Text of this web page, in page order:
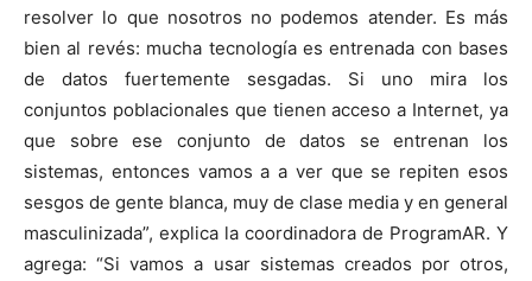
resolver lo que nosotros no podemos atender. Es más
bien al revés: mucha tecnología es entrenada con bases
de datos fuertemente sesgadas. Si uno mira los
conjuntos poblacionales que tienen acceso a Internet, ya
que sobre ese conjunto de datos se entrenan los
sistemas, entonces vamos a a ver que se repiten esos
sesgos de gente blanca, muy de clase media y en general
masculinizada”, explica la coordinadora de ProgramAR. Y
agrega: “Si vamos a usar sistemas creados por otros,